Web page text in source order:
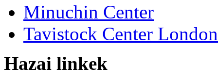
Minuchin Center
Tavistock Center London
Hazai linkek